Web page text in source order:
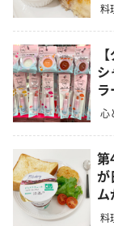
料
心
第
が
ム
料